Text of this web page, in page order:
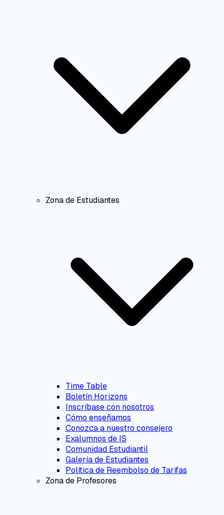
Zona de Estudiantes
Time Table
Boletín Horizons
Inscríbase con nosotros
Cómo enseñamos
Conozca a nuestro consejero
Exalumnos de IS
Comunidad Estudiantil
Galería de Estudiantes
Política de Reembolso de Tarifas
Zona de Profesores